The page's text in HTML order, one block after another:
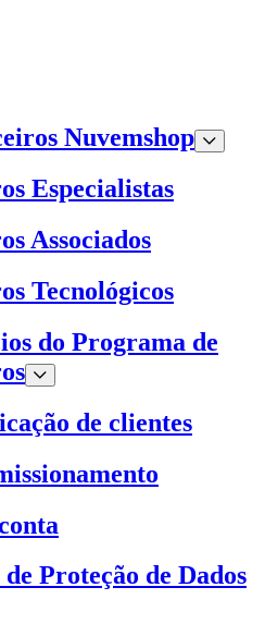
Nuvemshop
Especialistas
Associados
Tecnológicos
do Programa de
de clientes
Proteção de Dados